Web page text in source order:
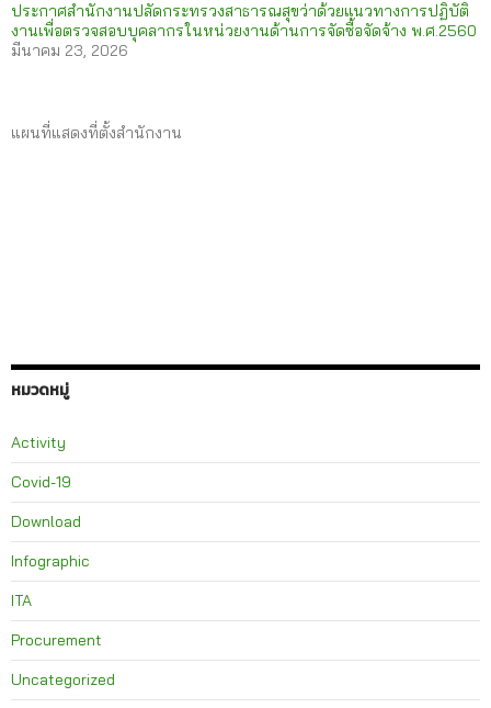
ประกาศสำนักงานปลัดกระทรวงสาธารณสุขว่าด้วยแนวทางการปฏิบัติ
งานเพื่อตรวจสอบบุคลากรในหน่วยงานด้านการจัดซื้อจัดจ้าง พ.ศ.2560
มีนาคม 23, 2026
แผนที่แสดงที่ตั้งสำนักงาน
หมวดหมู่
Activity
Covid-19
Download
Infographic
ITA
Procurement
Uncategorized